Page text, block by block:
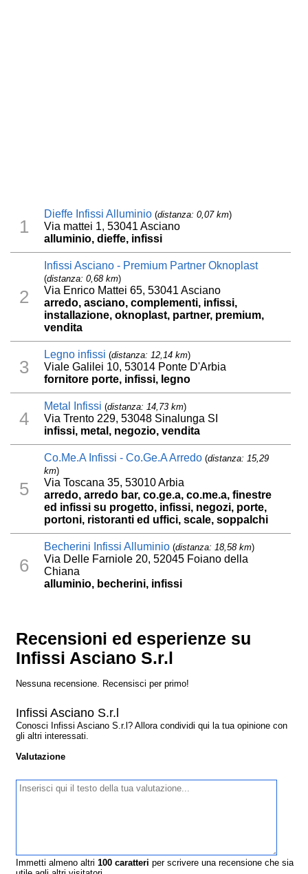
1
Dieffe Infissi Alluminio (distanza: 0,07 km)
Via mattei 1, 53041 Asciano
alluminio, dieffe, infissi
2
Infissi Asciano - Premium Partner Oknoplast
(distanza: 0,68 km)
Via Enrico Mattei 65, 53041 Asciano
arredo, asciano, complementi, infissi,
installazione, oknoplast, partner, premium,
vendita
3
Legno infissi (distanza: 12,14 km)
Viale Galilei 10, 53014 Ponte D'Arbia
fornitore porte, infissi, legno
4
Metal Infissi (distanza: 14,73 km)
Via Trento 229, 53048 Sinalunga SI
infissi, metal, negozio, vendita
5
Co.Me.A Infissi - Co.Ge.A Arredo (distanza: 15,29
km)
Via Toscana 35, 53010 Arbia
arredo, arredo bar, co.ge.a, co.me.a, finestre
ed infissi su progetto, infissi, negozi, porte,
portoni, ristoranti ed uffici, scale, soppalchi
6
Becherini Infissi Alluminio (distanza: 18,58 km)
Via Delle Farniole 20, 52045 Foiano della
Chiana
alluminio, becherini, infissi
Recensioni ed esperienze su
Infissi Asciano S.r.l
Nessuna recensione. Recensisci per primo!
Infissi Asciano S.r.l
Conosci Infissi Asciano S.r.l? Allora condividi qui la tua opinione con
gli altri interessati.
Valutazione
Immetti almeno altri100 caratteri per scrivere una recensione che sia